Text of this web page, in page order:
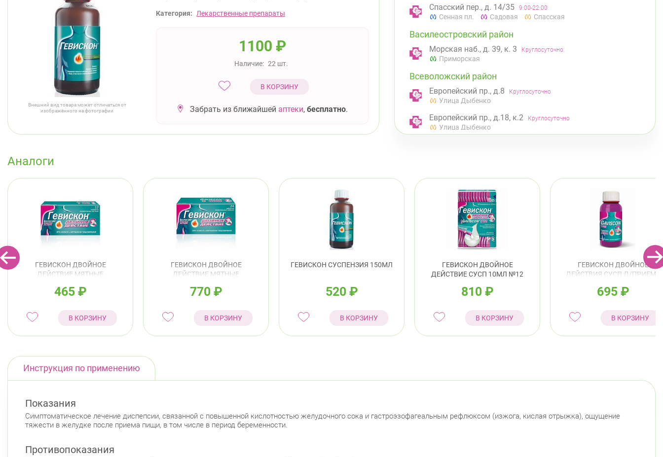
Внешний вид товара может отличаться от
изображённого на фотографии
Категория: Лекарственные препараты
1100 ₽
Наличие: 22 шт.
В КОРЗИНУ
Забрать из ближайшей аптеки, бесплатно.
Спасский пер., д. 14/35 9:00-22:00
Сенная пл. Садовая Спасская
Василеостровский район
Морская наб., д. 39, к. 3 Круглосуточно
Приморская
Всеволожский район
Европейский пр., д.8 Круглосуточно
Улица Дыбенко
Европейский пр., д.18, к.2 Круглосуточно
Улица Дыбенко
Калининский район
Проспект Просвещения, д. 91 (Киришская ул., д. 4)
8:00-22:00
Гражданский пр.
пр. Науки, д. 19, к. 2
Академическая
Кировский район
пр. Ветеранов, д. 109, к. 1
Проспект Ветеранов
Юго-Западная Ленинский проспект
Красносельский район
ул. Чудновского, д. 19 (Российский пр., д. 7) Круглосуточно
Аналоги
ГЕВИСКОН ДВОЙНОЕ
ДЕЙСТВИЕ МЯТНЫЕ
465 ₽
В КОРЗИНУ
ГЕВИСКОН ДВОЙНОЕ
ДЕЙСТВИЕ МЯТНЫЕ
770 ₽
В КОРЗИНУ
ГЕВИСКОН СУСПЕНЗИЯ 150МЛ
520 ₽
В КОРЗИНУ
ГЕВИСКОН ДВОЙНОЕ
ДЕЙСТВИЕ СУСП 10МЛ №12
810 ₽
В КОРЗИНУ
ГЕВИСКОН ДВОЙНОЕ
ДЕЙСТВИЯ СУСП Д/ПРИЕМА
695 ₽
В КОРЗИНУ
Инструкция по применению
Показания
Симптоматическое лечение диспепсии, связанной с повышенной кислотностью желудочного сока и гастроэзофагеальным рефлюксом (изжога, кислая отрыжка), ощущение
тяжести в желудке после приема пищи, в том числе в период беременности.
Противопоказания